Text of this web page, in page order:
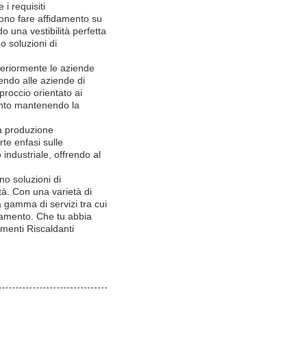
i requisiti
fare affidamento su
una vestibilità perfetta
soluzioni di
le aziende
alle aziende di
orientato ai
mantenendo la
produzione
enfasi sulle
industriale, offrendo al
soluzioni di
Con una varietà di
gamma di servizi tra cui
Che tu abbia
Riscaldanti